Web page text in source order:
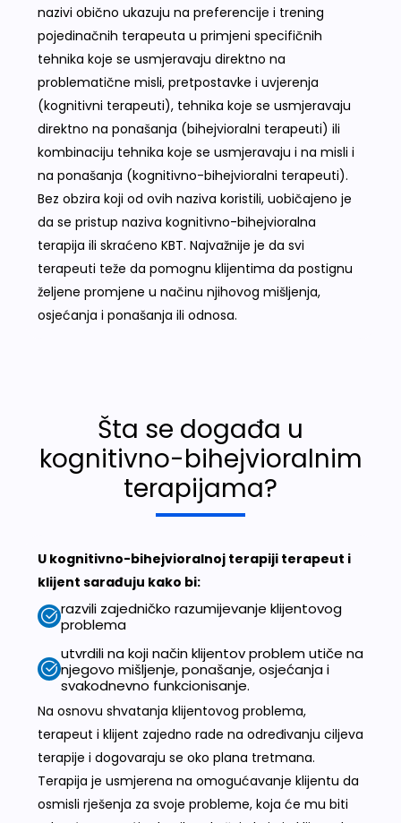
nazivi obično ukazuju na preferencije i trening
pojedinačnih terapeuta u primjeni specifičnih
tehnika koje se usmjeravaju direktno na
problematične misli, pretpostavke i uvjerenja
(kognitivni terapeuti), tehnika koje se usmjeravaju
direktno na ponašanja (bihejvioralni terapeuti) ili
kombinaciju tehnika koje se usmjeravaju i na misli i
na ponašanja (kognitivno-bihejvioralni terapeuti).
Bez obzira koji od ovih naziva koristili, uobičajeno je
da se pristup naziva kognitivno-bihejvioralna
terapija ili skraćeno KBT. Najvažnije je da svi
terapeuti teže da pomognu klijentima da postignu
željene promjene u načinu njihovog mišljenja,
osjećanja i ponašanja ili odnosa.
Šta se događa u
kognitivno-bihejvioralnim
terapijama?
U kognitivno-bihejvioralnoj terapiji terapeut i
klijent sarađuju kako bi:
razvili zajedničko razumijevanje klijentovog
problema
utvrdili na koji način klijentov problem utiče na
njegovo mišljenje, ponašanje, osjećanja i
svakodnevno funkcionisanje.
Na osnovu shvatanja klijentovog problema,
terapeut i klijent zajedno rade na određivanju ciljeva
terapije i dogovaraju se oko plana tretmana.
Terapija je usmjerena na omogućavanje klijentu da
osmisli rješenja za svoje probleme, koja će mu biti